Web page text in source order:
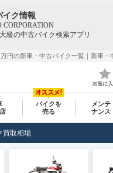
イク情報
CORPORATION
級の中古バイク検索アプリ
バイクを
売る
メンテ
ナンス
買取相場